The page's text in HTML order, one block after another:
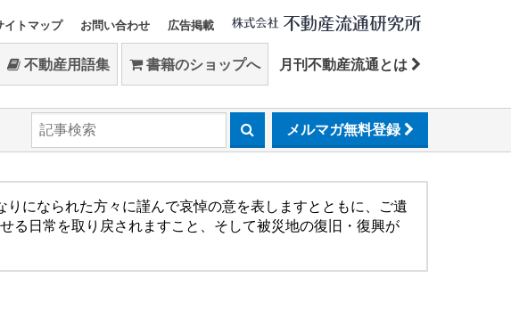
イトマップ お問い合わせ 広告掲載
不動産用語集 書籍のショップへ 月刊不動産流通とは
メルマガ無料登録
になられた方々に謹んで哀悼の意を表しますとともに、ご遺
る日常を取り戻されますこと、そして被災地の復旧・復興が